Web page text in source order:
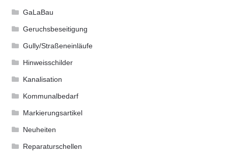
GaLaBau
Geruchsbeseitigung
Gully/Straßeneinläufe
Hinweisschilder
Kanalisation
Kommunalbedarf
Markierungsartikel
Neuheiten
Reparaturschellen